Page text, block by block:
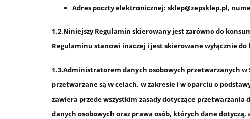
Adres poczty elektronicznej: sklep@zepsklep.pl,
1.2.Niniejszy Regulamin skierowany jest zarówno do
Regulaminu stanowi inaczej i jest skierowane wyłącznie
1.3.Administratorem danych osobowych przetwarzanych
przetwarzane są w celach, w zakresie i w oparciu o
zawiera przede wszystkim zasady dotyczące
danych osobowych oraz prawa osób, których dane